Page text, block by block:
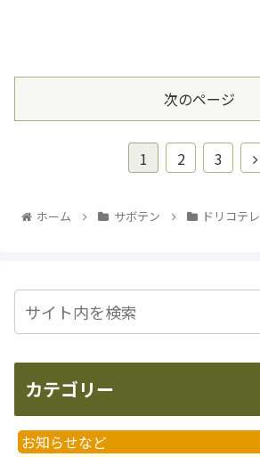
次のページ
1 2 3
ホーム サボテン ドリコテレ
カテゴリー
お知らせなど